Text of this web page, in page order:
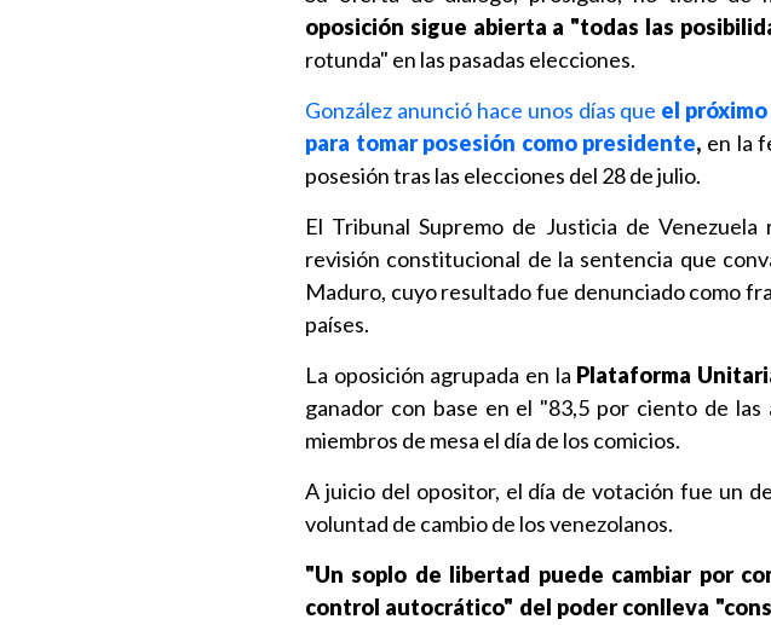
oposición sigue abierta a "todas las
rotunda" en las pasadas elecciones.
González anunció hace unos días que el
para tomar posesión como presidente, en la
posesión tras las elecciones del 28 de julio.
El Tribunal Supremo de Justicia de
revisión constitucional de la sentencia que
Maduro, cuyo resultado fue denunciado como
países.
La oposición agrupada en la Plataforma
ganador con base en el "83,5 por ciento de
miembros de mesa el día de los comicios.
A juicio del opositor, el día de votación fue un
voluntad de cambio de los venezolanos.
"Un soplo de libertad puede cambiar por
control autocrático" del poder conlleva